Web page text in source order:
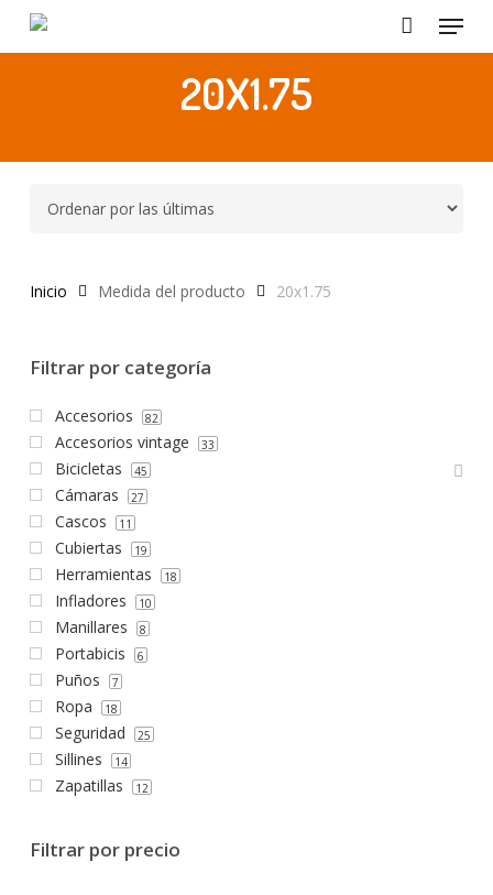
Menu
20X1.75
Inicio Medida del producto 20x1.75
Filtrar por categoría
Accesorios 82
Accesorios vintage 33
Bicicletas 45
Cámaras 27
Cascos 11
Cubiertas 19
Herramientas 18
Infladores 10
Manillares 8
Portabicis 6
Puños 7
Ropa 18
Seguridad 25
Sillines 14
Zapatillas 12
Filtrar por precio